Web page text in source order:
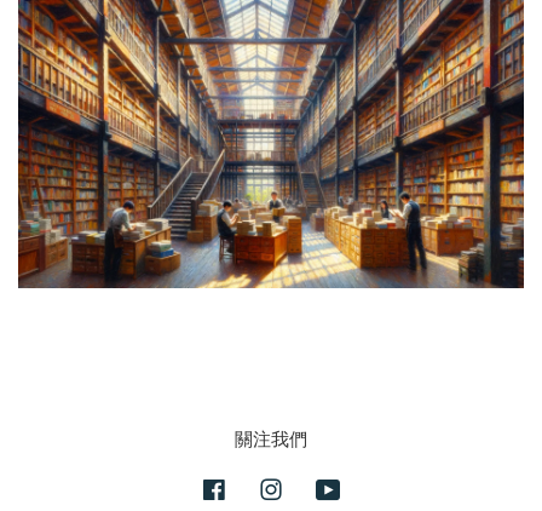
關注我們
FacebookInstagram